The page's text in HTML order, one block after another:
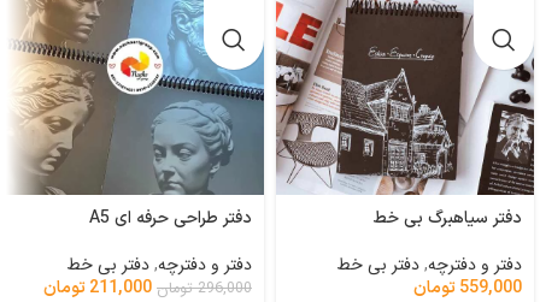
دفتر سیاهبرگ بی خط
دفتر و دفترچه,دفتر بی خط
559,000تومان
دفتر طراحی حرفه ای A5
دفتر و دفترچه,دفتر بی خط
296,000 تومان 211,000تومان